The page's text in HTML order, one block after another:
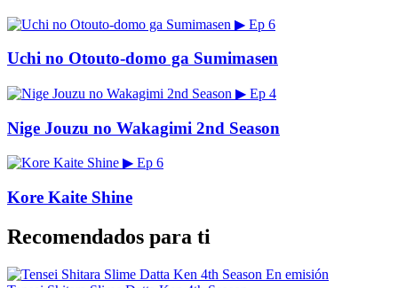
▶ Ep 6
Uchi no Otouto-domo ga Sumimasen
▶ Ep 4
Nige Jouzu no Wakagimi 2nd Season
▶ Ep 6
Kore Kaite Shine
Recomendados para ti
En emisión